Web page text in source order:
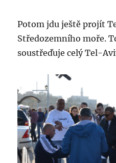
Potom jdu ještě projít
Středozemního moře.
soustřeďuje celý Tel-